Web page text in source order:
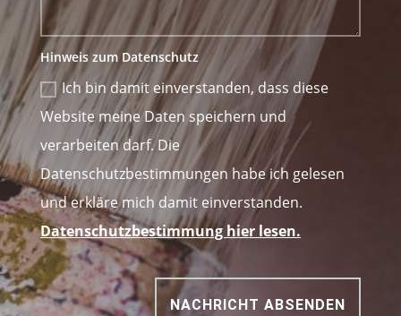
Hinweis zum Datenschutz
Ich bin damit einverstanden, dass diese
Website meine Daten speichern und
verarbeiten darf. Die
Datenschutzbestimmungen habe ich gelesen
und erkläre mich damit einverstanden.
Datenschutzbestimmung hier lesen.
NACHRICHT ABSENDEN